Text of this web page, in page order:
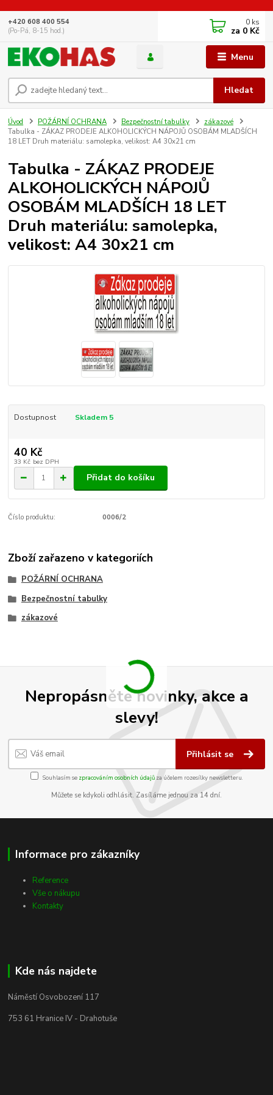
Menu
Hledat
+420 608 400 554
(Po-Pá, 8-15 hod.)
0 ks
za 0 Kč
Úvod POŽÁRNÍ OCHRANA Bezpečnostní tabulky
zákazové
Tabulka - ZÁKAZ PRODEJE ALKOHOLICKÝCH NÁPOJŮ OSOBÁM MLADŠÍCH
18 LET Druh materiálu: samolepka, velikost: A4 30x21 cm
Tabulka - ZÁKAZ PRODEJE
ALKOHOLICKÝCH NÁPOJŮ
OSOBÁM MLADŠÍCH 18 LET
Druh materiálu: samolepka,
velikost: A4 30x21 cm
Dostupnost Skladem 5
40 Kč
33 Kč bez DPH
Přidat do košíku
Číslo produktu: 0006/2
Zboží zařazeno v kategoriích
POŽÁRNÍ OCHRANA
Bezpečnostní tabulky
zákazové
Nepropásněte novinky, akce a
slevy!
Přihlásit se
Souhlasím se zpracováním osobních údajůza účelem rozesílky newsletteru.
Můžete se kdykoli odhlásit. Zasíláme jednou za 14 dní.
Informace pro zákazníky
Reference
Vše o nákupu
Kontakty
Kde nás najdete
Náměstí Osvobození 117
753 61 Hranice IV - Drahotuše